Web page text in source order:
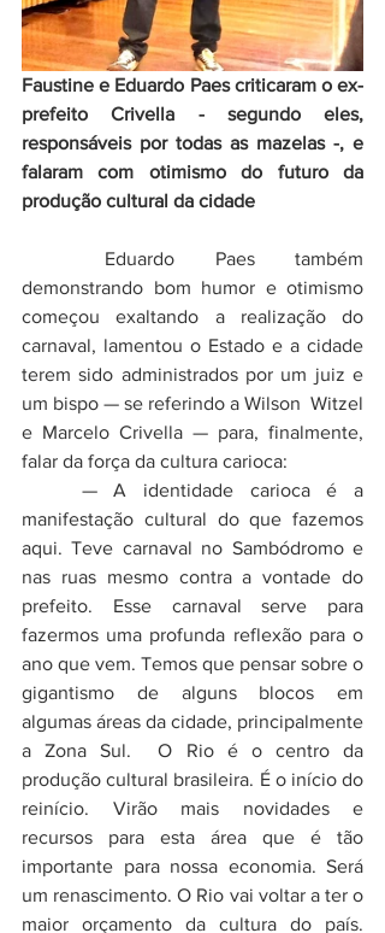
Faustine e Eduardo Paes criticaram o ex-
prefeito Crivella - segundo eles,
responsáveis por todas as mazelas -, e
falaram com otimismo do futuro da
produção cultural da cidade
demonstrando bom humor e otimismo
começou exaltando a realização do
carnaval, lamentou o Estado e a cidade
terem sido administrados por um juiz e
um bispo — se referindo a Wilson  Witzel
e Marcelo Crivella — para, finalmente,
falar da força da cultura carioca:
manifestação cultural do que fazemos
aqui. Teve carnaval no Sambódromo e
nas ruas mesmo contra a vontade do
prefeito. Esse carnaval serve para
fazermos uma profunda reflexão para o
ano que vem. Temos que pensar sobre o
gigantismo de alguns blocos em
algumas áreas da cidade, principalmente
a Zona Sul.  O Rio é o centro da
produção cultural brasileira. É o início do
reinício. Virão mais novidades e
recursos para esta área que é tão
importante para nossa economia. Será
um renascimento. O Rio vai voltar a ter o
maior orçamento da cultura do país.